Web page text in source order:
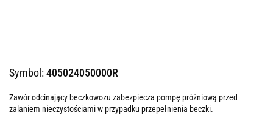
Symbol:405024050000R
Zawór odcinający beczkowozu zabezpiecza pompę próżniową przed
zalaniem nieczystościami w przypadku przepełnienia beczki.